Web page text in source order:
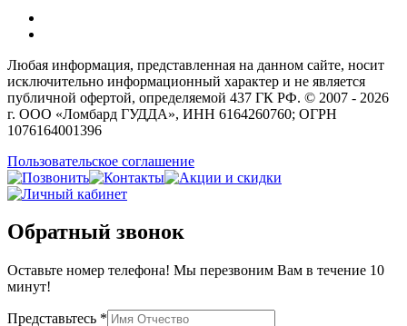
Любая информация, представленная на данном сайте, носит
исключительно информационный характер и не является
публичной офертой, определяемой 437 ГК РФ. © 2007 - 2026
г. ООО «Ломбард ГУДДА», ИНН 6164260760; ОГРН
1076164001396
Пользовательское соглашение
Обратный звонок
Оставьте номер телефона! Мы перезвоним Вам в течение 10
минут!
Представьтесь *